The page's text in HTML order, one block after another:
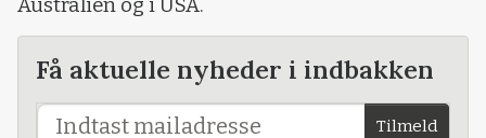
Australien og i USA.
Få aktuelle nyheder i indbakken
Tilmeld